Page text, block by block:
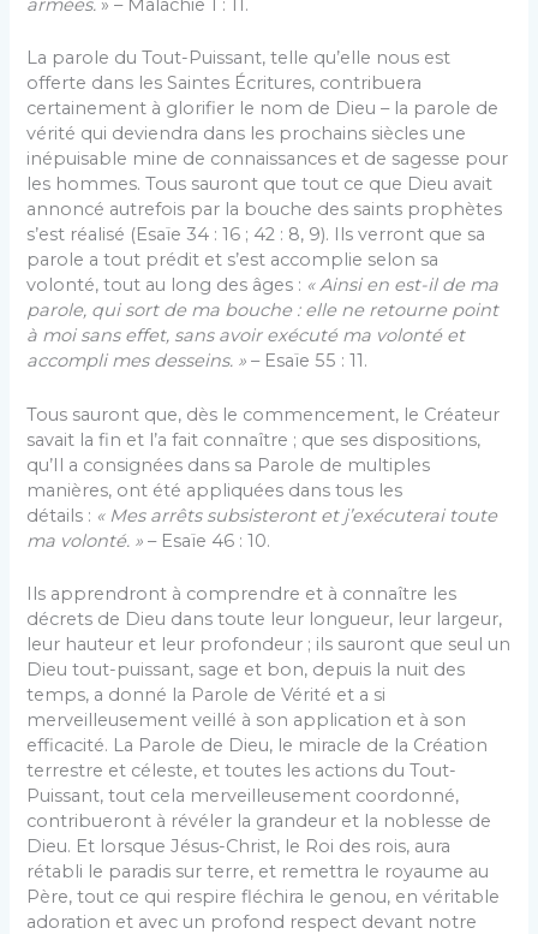
armées. » – Malachie 1 : 11.
La parole du Tout-Puissant, telle qu’elle nous est
offerte dans les Saintes Écritures, contribuera
certainement à glorifier le nom de Dieu – la parole de
vérité qui deviendra dans les prochains siècles une
inépuisable mine de connaissances et de sagesse pour
les hommes. Tous sauront que tout ce que Dieu avait
annoncé autrefois par la bouche des saints prophètes
s’est réalisé (Esaïe 34 : 16 ; 42 : 8, 9). Ils verront que sa
parole a tout prédit et s’est accomplie selon sa
volonté, tout au long des âges : « Ainsi en est-il de ma
parole, qui sort de ma bouche : elle ne retourne point
à moi sans effet, sans avoir exécuté ma volonté et
accompli mes desseins. » – Esaïe 55 : 11.
Tous sauront que, dès le commencement, le Créateur
savait la fin et l’a fait connaître ; que ses dispositions,
qu’Il a consignées dans sa Parole de multiples
manières, ont été appliquées dans tous les
détails : « Mes arrêts subsisteront et j’exécuterai toute
ma volonté. » – Esaïe 46 : 10.
Ils apprendront à comprendre et à connaître les
décrets de Dieu dans toute leur longueur, leur largeur,
leur hauteur et leur profondeur ; ils sauront que seul un
Dieu tout-puissant, sage et bon, depuis la nuit des
temps, a donné la Parole de Vérité et a si
merveilleusement veillé à son application et à son
efficacité. La Parole de Dieu, le miracle de la Création
terrestre et céleste, et toutes les actions du Tout-
Puissant, tout cela merveilleusement coordonné,
contribueront à révéler la grandeur et la noblesse de
Dieu. Et lorsque Jésus-Christ, le Roi des rois, aura
rétabli le paradis sur terre, et remettra le royaume au
Père, tout ce qui respire fléchira le genou, en véritable
adoration et avec un profond respect devant notre